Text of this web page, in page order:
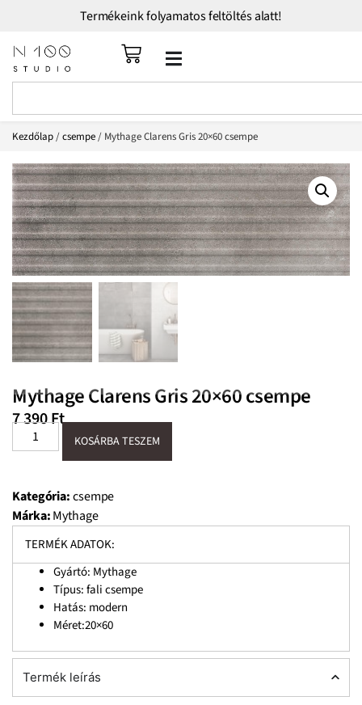
Termékeink folyamatos feltöltés alatt!
Kezdőlap/csempe/ Mythage Clarens Gris 20×60 csempe
Mythage Clarens Gris 20×60 csempe
7 390Ft
KOSÁRBA TESZEM
Kategória:csempe
Márka:Mythage
TERMÉK ADATOK:
Gyártó: Mythage
Típus: fali csempe
Hatás: modern
Méret:20×60
Termék leírás